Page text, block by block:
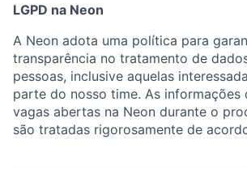
LGPD na Neon
A Neon adota uma política para
transparência no tratamento de
pessoas, inclusive aquelas
parte do nosso time. As informações
vagas abertas na Neon durante o
são tratadas rigorosamente de